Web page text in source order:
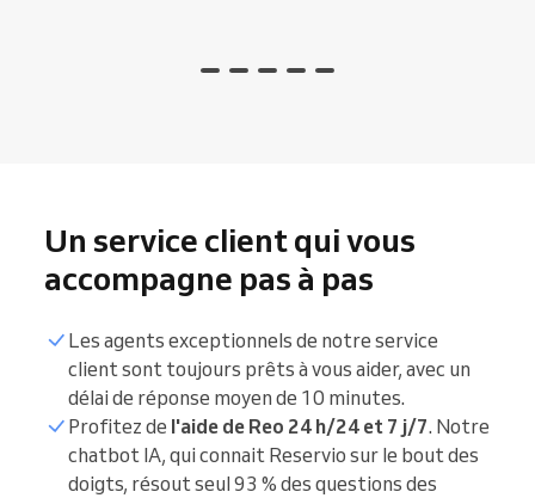
Un service client qui vous
accompagne pas à pas
Les agents exceptionnels de notre service
client sont toujours prêts à vous aider, avec un
délai de réponse moyen de 10 minutes.
Profitez de l'aide de Reo 24 h/24 et 7 j/7. Notre
chatbot IA, qui connait Reservio sur le bout des
doigts, résout seul 93 % des questions des